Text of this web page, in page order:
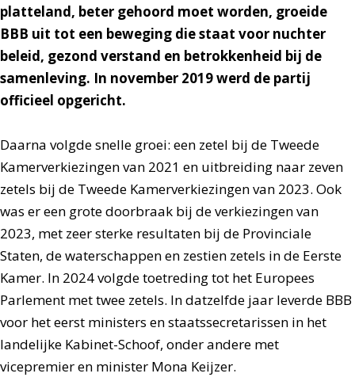
platteland, beter gehoord moet worden, groeide
BBB uit tot een beweging die staat voor nuchter
beleid, gezond verstand en betrokkenheid bij de
samenleving. In november 2019 werd de partij
officieel opgericht.
Daarna volgde snelle groei: een zetel bij de Tweede
Kamerverkiezingen van 2021 en uitbreiding naar zeven
zetels bij de Tweede Kamerverkiezingen van 2023. Ook
was er een grote doorbraak bij de verkiezingen van
2023, met zeer sterke resultaten bij de Provinciale
Staten, de waterschappen en zestien zetels in de Eerste
Kamer. In 2024 volgde toetreding tot het Europees
Parlement met twee zetels. In datzelfde jaar leverde BBB
voor het eerst ministers en staatssecretarissen in het
landelijke Kabinet-Schoof, onder andere met
vicepremier en minister Mona Keijzer.